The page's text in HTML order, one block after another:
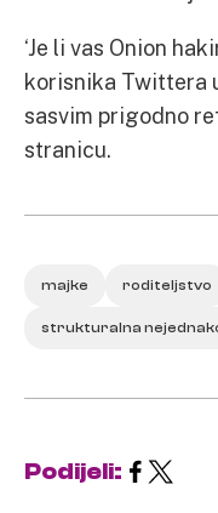
‘Je li vas Onion
korisnika Twittera
sasvim prigodno
stranicu.
majke roditeljstvo
strukturalna
Podijeli: